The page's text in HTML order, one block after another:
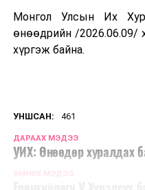
Монгол Улсын Их
өнөөдрийн /2026.06.09/
хүргэж байна.
УНШСАН: 461
ДАРААХ МЭДЭЭ
УИХ: Өнөөдөр хуралдах
ӨМНӨХ МЭДЭЭ